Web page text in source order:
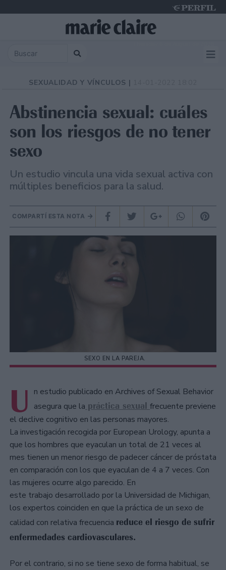
SEXUALIDAD Y VÍNCULOS |
Abstinencia sexual: cuáles
son los riesgos de no tener
sexo
Un estudio vincula una vida sexual activa con
múltiples beneficios para la salud.
COMPARTÍ ESTA NOTA
SEXO EN LA PAREJA.
U n estudio publicado en Archives of Sexual Behavior
asegura que la práctica sexual frecuente previene
el declive cognitivo en las personas mayores.
La investigación recogida por European Urology, apunta a
que los hombres que eyaculan un total de 21 veces al
mes tienen un menor riesgo de padecer cáncer de próstata
en comparación con los que eyaculan de 4 a 7 veces. Con
las mujeres ocurre algo parecido. En
este trabajo desarrollado por la Universidad de Michigan,
los expertos coinciden en que la práctica de un sexo de
calidad con relativa frecuencia reduce el riesgo de sufrir
enfermedades cardiovasculares.
Por el contrario, si no se tiene sexo de forma habitual, se